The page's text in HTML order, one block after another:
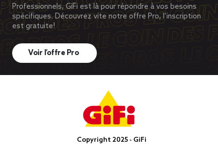
Professionnels, GiFi est là pour répondre à vos besoins
spécifiques. Découvrez vite notre offre Pro, l’inscription
est gratuite!
Voir l’offre Pro
Copyright 2025 - GiFi